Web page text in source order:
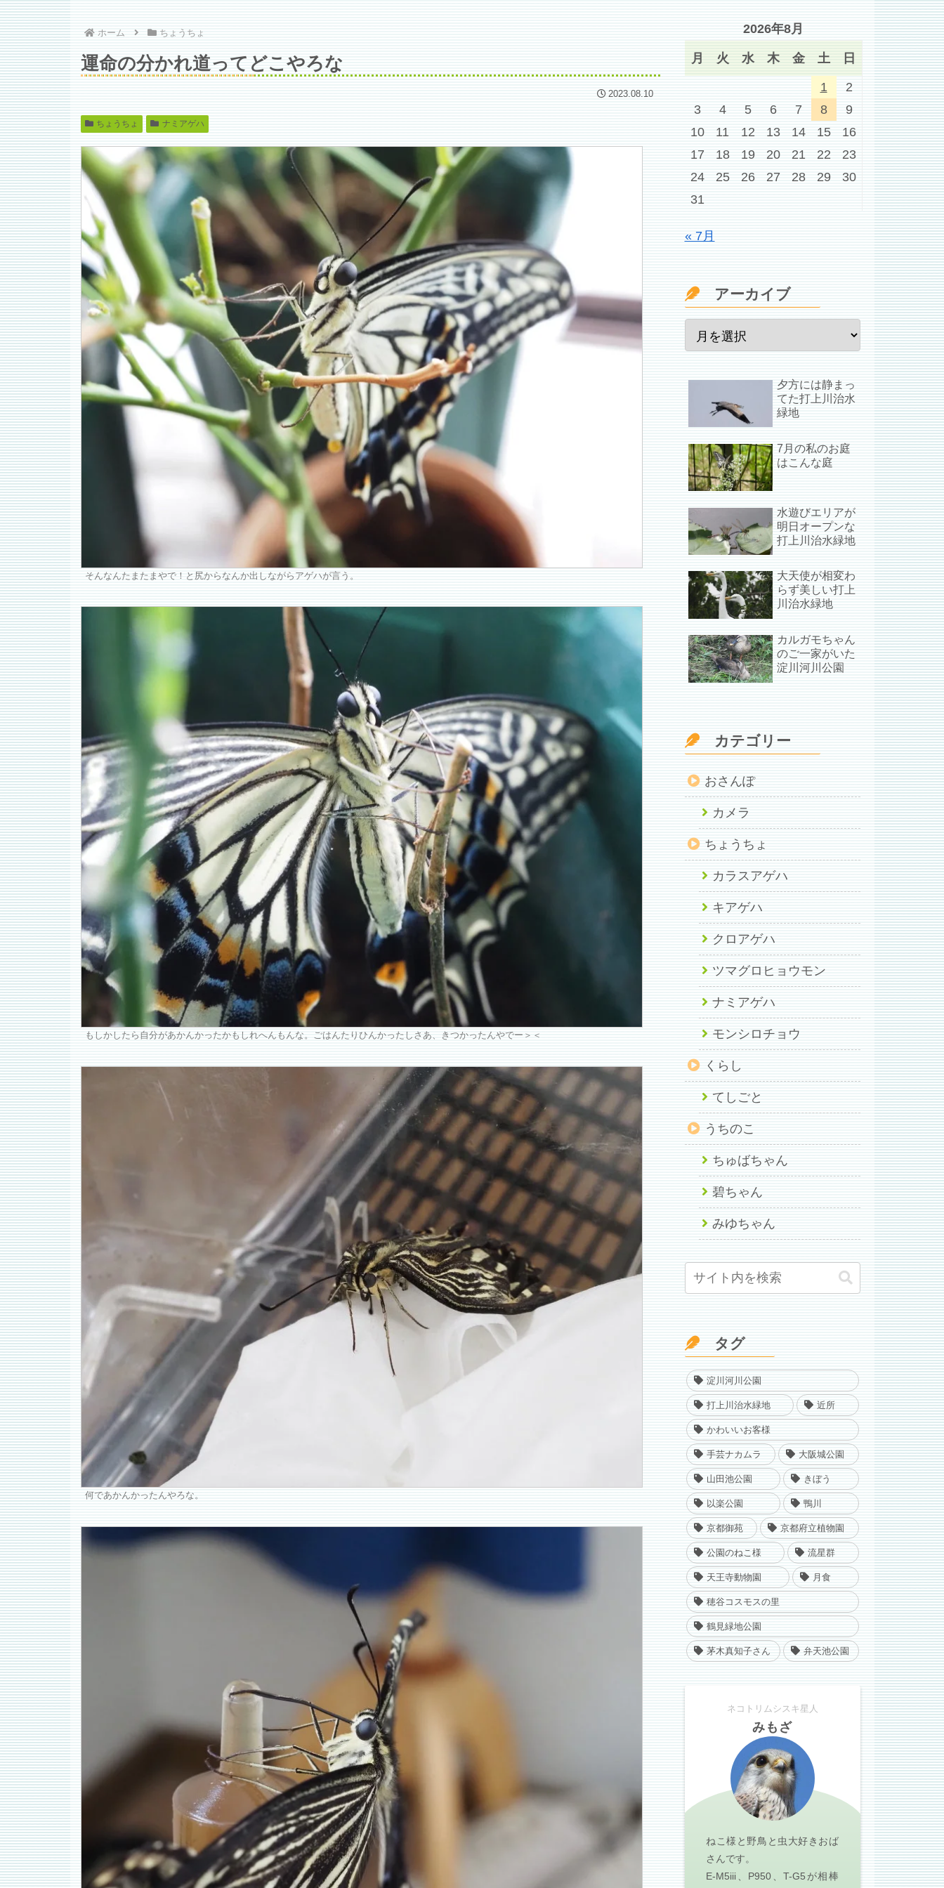
ホーム ちょうちょ
運命の分かれ道ってどこやろな
2023.08.10
ちょうちょ ナミアゲハ
そんなんたまたまやで！と尻からなんか出しながらアゲハが言う。
もしかしたら自分があかんかったかもしれへんもんな。ごはんたりひんかったしさあ、きつかったんやでー＞＜
何であかんかったんやろな。
2026年8月
月 火 水 木 金 土 日
1
2
3
4 5 6 7 8
9
10
11 12 13 14 15
16
17
18 19 20 21 22
23
24
25 26 27 28 29
30
31
« 7月
アーカイブ
夕方には静まっ
てた打上川治水
緑地
7月の私のお庭
はこんな庭
水遊びエリアが
明日オープンな
打上川治水緑地
大天使が相変わ
らず美しい打上
川治水緑地
カルガモちゃん
のご一家がいた
淀川河川公園
カテゴリー
おさんぽ
カメラ
ちょうちょ
カラスアゲハ
キアゲハ
クロアゲハ
ツマグロヒョウモン
ナミアゲハ
モンシロチョウ
くらし
てしごと
うちのこ
ちゅばちゃん
碧ちゃん
みゆちゃん
タグ
淀川河川公園
打上川治水緑地 近所
かわいいお客様
手芸ナカムラ 大阪城公園
山田池公園 きぼう
以楽公園 鴨川
京都御苑 京都府立植物園
公園のねこ様 流星群
天王寺動物園 月食
穂谷コスモスの里
鶴見緑地公園
茅木真知子さん 弁天池公園
ネコトリムシスキ星人
みもざ
ねこ様と野鳥と虫大好きおば
さんです。
E-M5iii、P950、T-G5が相棒